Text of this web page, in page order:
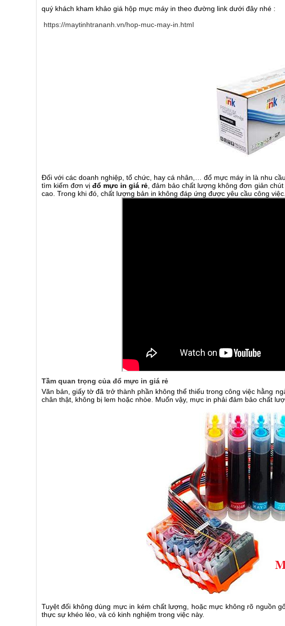
quý khách kham khảo giá hộp mực máy in theo đường link dưới đây nhé :
https://maytinhtrananh.vn/hop-muc-may-in.html
Đối với các doanh nghiệp, tổ chức, hay cá nhân,… đổ mực máy in là nhu
tìm kiếm đơn vịđổ mực in giá rẻ , đảm bảo chất lượng không đơn giản
cao. Trong khi đó, chất lượng bản in không đáp ứng được yêu cầu công
Tầm quan trọng của đổ mực in giá rẻ
Văn bản, giấy tờ đã trở thành phần không thể thiếu trong công việc hằng
chân thật, không bị lem hoặc nhòe. Muốn vậy, mực in phải đảm bảo chất
Tuyệt đối không dùng mực in kém chất lượng, hoặc mực không rõ nguồn
thực sự khéo léo, và có kinh nghiệm trong việc này.